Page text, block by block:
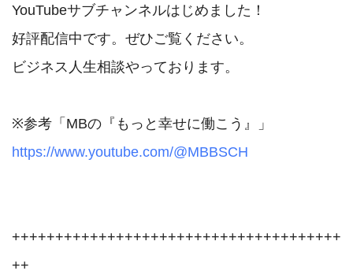
YouTubeサブチャンネルはじめました！
好評配信中です。ぜひご覧ください。
ビジネス人生相談やっております。
https://www.youtube.com/@MBBSCH
++++++++++++++++++++++++++++++++++++++
++